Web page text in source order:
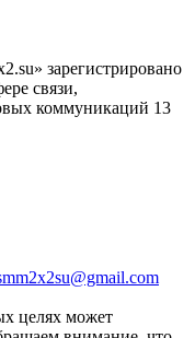
зарегистрировано
связи,
коммуникаций 13
целях может